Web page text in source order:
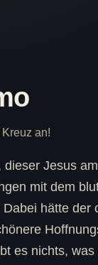
an!
dieser Jesus
mit dem
hätte der
es nichts,